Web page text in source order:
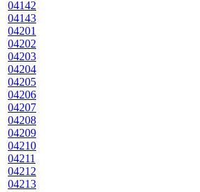
04142
04143
04201
04202
04203
04204
04205
04206
04207
04208
04209
04210
04211
04212
04213